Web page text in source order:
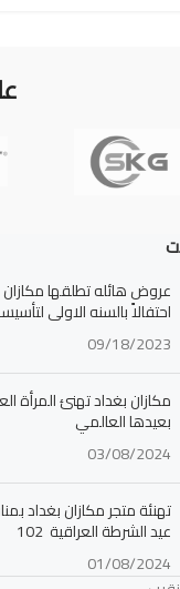
عروض هائله تطلقها مكازان
احتفالاً بالسنه الاولى
09/18/2023
مكازان بغداد تهنئ المرأة
بعيدها العالمي
03/08/2024
تهنئة متجر مكازان بغداد
عيد الشرطة العراقية 102
01/08/2024